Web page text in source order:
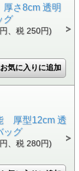
さ8cm 透明
グ
、税 250円)
厚型12cm 透
ッグ
、税 280円)